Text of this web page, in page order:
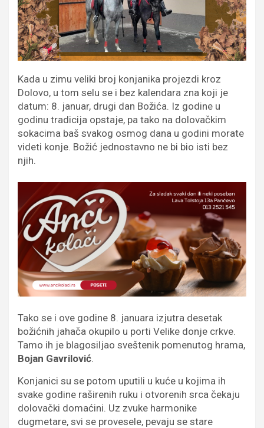
Kada u zimu veliki broj konjanika projezdi kroz
Dolovo, u tom selu se i bez kalendara zna koji je
datum: 8. januar, drugi dan Božića. Iz godine u
godinu tradicija opstaje, pa tako na dolovačkim
sokacima baš svakog osmog dana u godini morate
videti konje. Božić jednostavno ne bi bio isti bez
njih.
Tako se i ove godine 8. januara izjutra desetak
božićnih jahača okupilo u porti Velike donje crkve.
Tamo ih je blagosiljao sveštenik pomenutog hrama,
Bojan Gavrilović.
Konjanici su se potom uputili u kuće u kojima ih
svake godine raširenih ruku i otvorenih srca čekaju
dolovački domaćini. Uz zvuke harmonike
dugmetare, svi se provesele, pevaju se stare